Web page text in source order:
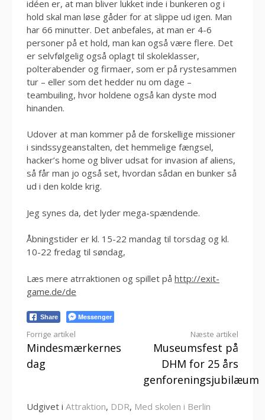
idéen er, at man bliver lukket inde i bunkeren og i
hold skal man løse gåder for at slippe ud igen. Man
har 66 minutter. Det anbefales, at man er 4-6
personer på et hold, man kan også være flere. Det
er selvfølgelig også oplagt til skoleklasser,
polterabender og firmaer, som er på rystesammen
tur – eller som det hedder nu om dage –
teambuiling, hvor holdene også kan dyste mod
hinanden.
Udover at man kommer på de forskellige missioner
i sindssygeanstalten, det hemmelige fængsel,
hacker’s home og bliver udsat for invasion af aliens,
så får man jo også set, hvordan sådan en bunker så
ud i den kolde krig.
Jeg synes da, det lyder mega-spændende.
Åbningstider er kl. 15-22 mandag til torsdag og kl.
10-22 fredag til søndag,
Læs mere atrraktionen og spillet på http://exit-
game.de/de
Share Messenger
Læs
videre
Forrige artikel
Mindesmærkernes
dag
Næste artikel
Museumsfest på
DHM for 25 års
genforeningsjubilæum
Udgivet i Attraktion, DDR, Med skolen i Berlin